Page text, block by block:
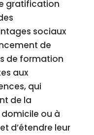
gratification
sociaux
de
de formation
aux
qui
de la
ou à
d’étendre leur